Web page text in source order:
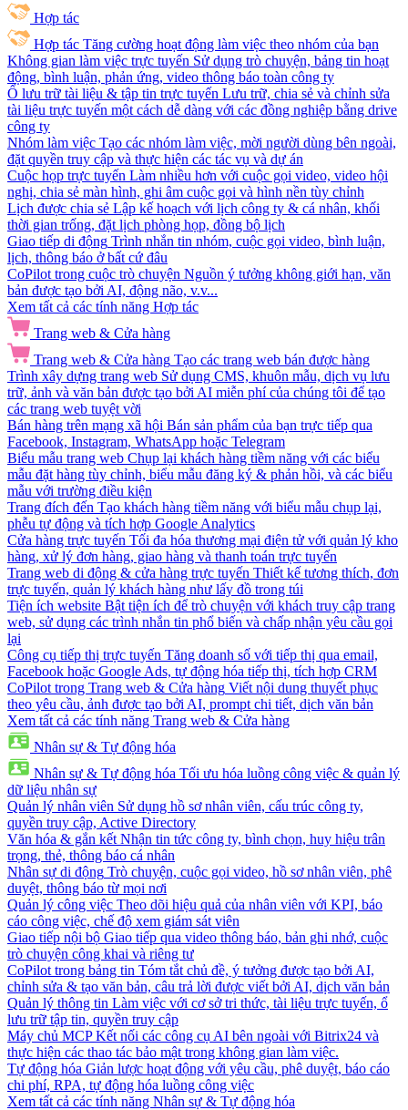
Hợp tác
Hợp tác Tăng cường hoạt động làm việc theo nhóm của bạn
Không gian làm việc trực tuyến Sử dụng trò chuyện, bảng tin hoạt
động, bình luận, phản ứng, video thông báo toàn công ty
Ổ lưu trữ tài liệu & tập tin trực tuyến Lưu trữ, chia sẻ và chỉnh sửa
tài liệu trực tuyến một cách dễ dàng với các đồng nghiệp bằng drive
công ty
Nhóm làm việc Tạo các nhóm làm việc, mời người dùng bên ngoài,
đặt quyền truy cập và thực hiện các tác vụ và dự án
Cuộc họp trực tuyến Làm nhiều hơn với cuộc gọi video, video hội
nghị, chia sẻ màn hình, ghi âm cuộc gọi và hình nền tùy chỉnh
Lịch được chia sẻ Lập kế hoạch với lịch công ty & cá nhân, khối
thời gian trống, đặt lịch phòng họp, đồng bộ lịch
Giao tiếp di động Trình nhắn tin nhóm, cuộc gọi video, bình luận,
lịch, thông báo ở bất cứ đâu
CoPilot trong cuộc trò chuyện Nguồn ý tưởng không giới hạn, văn
bản được tạo bởi AI, động não, v.v...
Xem tất cả các tính năng Hợp tác
Trang web & Cửa hàng
Trang web & Cửa hàng Tạo các trang web bán được hàng
Trình xây dựng trang web Sử dụng CMS, khuôn mẫu, dịch vụ lưu
trữ, ảnh và văn bản được tạo bởi AI miễn phí của chúng tôi để tạo
các trang web tuyệt vời
Bán hàng trên mạng xã hội Bán sản phẩm của bạn trực tiếp qua
Facebook, Instagram, WhatsApp hoặc Telegram
Biểu mẫu trang web Chụp lại khách hàng tiềm năng với các biểu
mẫu đặt hàng tùy chỉnh, biểu mẫu đăng ký & phản hồi, và các biểu
mẫu với trường điều kiện
Trang đích đến Tạo khách hàng tiềm năng với biểu mẫu chụp lại,
phễu tự động và tích hợp Google Analytics
Cửa hàng trực tuyến Tối đa hóa thương mại điện tử với quản lý kho
hàng, xử lý đơn hàng, giao hàng và thanh toán trực tuyến
Trang web di động & cửa hàng trực tuyến Thiết kế tương thích, đơn
trực tuyến, quản lý khách hàng như lấy đồ trong túi
Tiện ích website Bật tiện ích để trò chuyện với khách truy cập trang
web, sử dụng các trình nhắn tin phổ biến và chấp nhận yêu cầu gọi
lại
Công cụ tiếp thị trực tuyến Tăng doanh số với tiếp thị qua email,
Facebook hoặc Google Ads, tự động hóa tiếp thị, tích hợp CRM
CoPilot trong Trang web & Cửa hàng Viết nội dung thuyết phục
theo yêu cầu, ảnh được tạo bởi AI, prompt chi tiết, dịch văn bản
Xem tất cả các tính năng Trang web & Cửa hàng
Nhân sự & Tự động hóa
Nhân sự & Tự động hóa Tối ưu hóa luồng công việc & quản lý
dữ liệu nhân sự
Quản lý nhân viên Sử dụng hồ sơ nhân viên, cấu trúc công ty,
quyền truy cập, Active Directory
Văn hóa & gắn kết Nhận tin tức công ty, bình chọn, huy hiệu trân
trọng, thẻ, thông báo cá nhân
Nhân sự di động Trò chuyện, cuộc gọi video, hồ sơ nhân viên, phê
duyệt, thông báo từ mọi nơi
Quản lý công việc Theo dõi hiệu quả của nhân viên với KPI, báo
cáo công việc, chế độ xem giám sát viên
Giao tiếp nội bộ Giao tiếp qua video thông báo, bản ghi nhớ, cuộc
trò chuyện công khai và riêng tư
CoPilot trong bảng tin Tóm tắt chủ đề, ý tưởng được tạo bởi AI,
chỉnh sửa & tạo văn bản, câu trả lời được viết bởi AI, dịch văn bản
Quản lý thông tin Làm việc với cơ sở tri thức, tài liệu trực tuyến, ổ
lưu trữ tập tin, quyền truy cập
Máy chủ MCP Kết nối các công cụ AI bên ngoài với Bitrix24 và
thực hiện các thao tác bảo mật trong không gian làm việc.
Tự động hóa Giản lược hoạt động với yêu cầu, phê duyệt, báo cáo
chi phí, RPA, tự động hóa luồng công việc
Xem tất cả các tính năng Nhân sự & Tự động hóa